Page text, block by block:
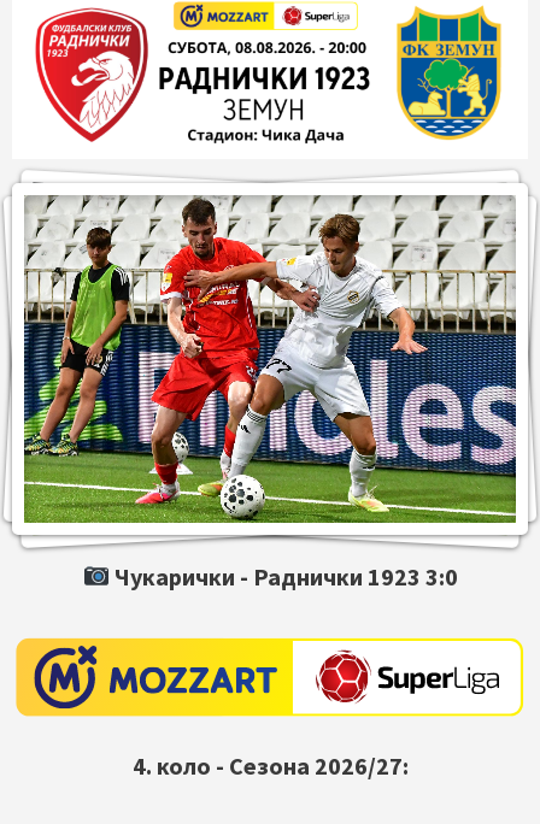
Чукарички - Раднички 1923 3:0
4. коло - Сезона 2026/27: